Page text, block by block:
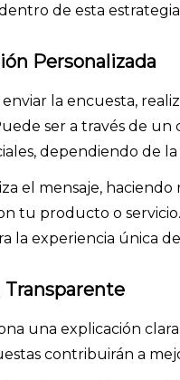
de esta estrategia
Personalizada
la encuesta,
ser a través de
dependiendo de
el mensaje,
tu producto o
la experiencia única
Transparente
una explicación
contribuirán a